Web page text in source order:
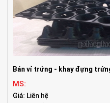
Bán vỉ trứng - khay đựng
MS:
Giá: Liên hệ